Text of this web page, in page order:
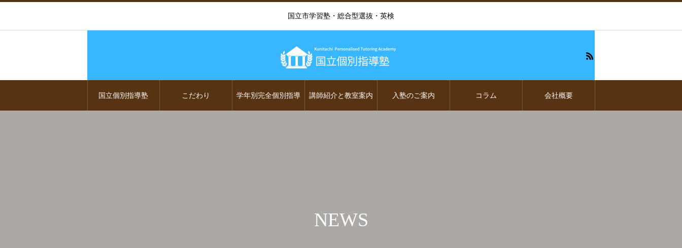
国立市学習塾・総合型選抜・英検
国立個別指導塾 こだわり 学年別完全個別指導 講師紹介と教室案内 入塾のご案内 コラム 会社概要
NEWS